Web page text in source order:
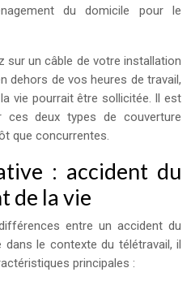
du domicile pour le
sur un câble de votre installation
dehors de vos heures de travail,
vie pourrait être sollicitée. Il est
ces deux types de couverture
que concurrentes.
: accident du
de la vie
entre un accident du
le contexte du télétravail, il
principales :